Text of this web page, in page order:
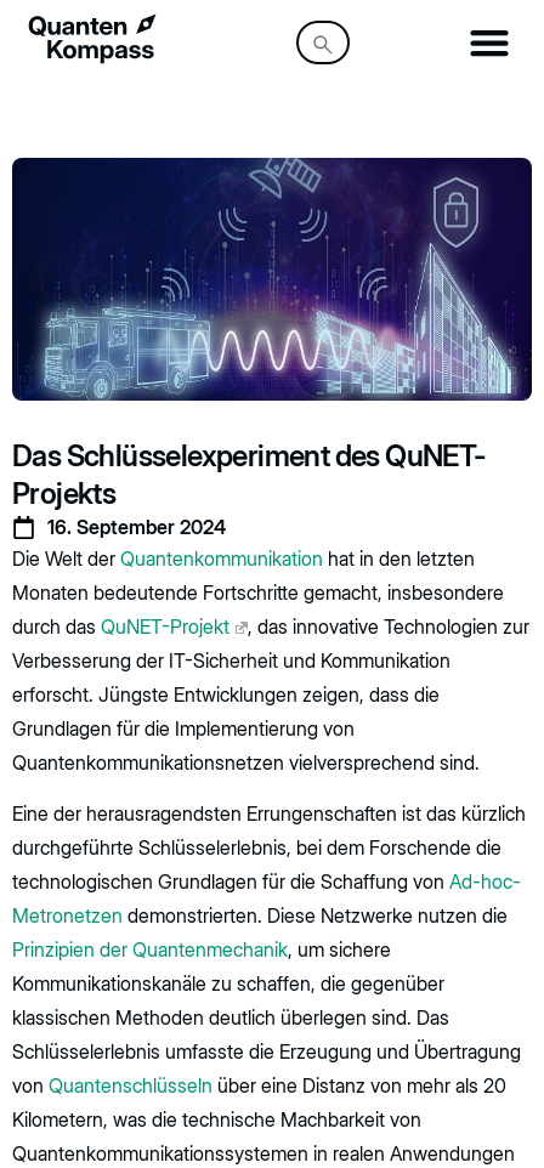
Das Schlüsselexperiment des QuNET-
Projekts
16. September 2024
Die Welt der Quantenkommunikation hat in den letzten
Monaten bedeutende Fortschritte gemacht, insbesondere
durch das QuNET-Projekt
, das innovative Technologien zur
Verbesserung der IT-Sicherheit und Kommunikation
erforscht. Jüngste Entwicklungen zeigen, dass die
Grundlagen für die Implementierung von
Quantenkommunikationsnetzen vielversprechend sind.
Eine der herausragendsten Errungenschaften ist das kürzlich
durchgeführte Schlüsselerlebnis, bei dem Forschende die
technologischen Grundlagen für die Schaffung von Ad-hoc-
Metronetzen demonstrierten. Diese Netzwerke nutzen die
Prinzipien der Quantenmechanik, um sichere
Kommunikationskanäle zu schaffen, die gegenüber
klassischen Methoden deutlich überlegen sind. Das
Schlüsselerlebnis umfasste die Erzeugung und Übertragung
von Quantenschlüsseln über eine Distanz von mehr als 20
Kilometern, was die technische Machbarkeit von
Quantenkommunikationssystemen in realen Anwendungen